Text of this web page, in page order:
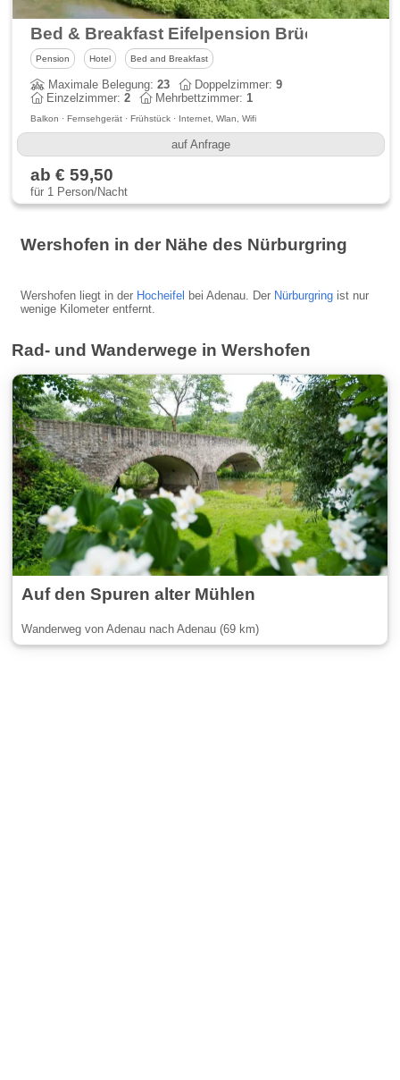
Bed & Breakfast Eifelpension
Pension Hotel Bed and Breakfast
Maximale Belegung:23 Doppelzimmer:9
Einzelzimmer:2 Mehrbettzimmer:1
Balkon · Fernsehgerät · Frühstück · Internet, Wlan, Wifi
auf Anfrage
ab € 59,50
für 1 Person/Nacht
Wershofen in der Nähe des Nürburgring
Wershofen liegt in der Hocheifel bei Adenau. Der Nürburgring ist nur
wenige Kilometer entfernt.
Rad- und Wanderwege in Wershofen
Auf den Spuren alter Mühlen
Wanderweg von Adenau nach Adenau (69 km)